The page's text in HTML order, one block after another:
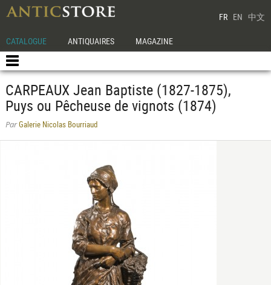
FR EN 中文
CATALOGUE ANTIQUAIRES MAGAZINE
CARPEAUX Jean Baptiste (1827-1875),
Puys ou Pêcheuse de vignots (1874)
ParGalerie Nicolas Bourriaud